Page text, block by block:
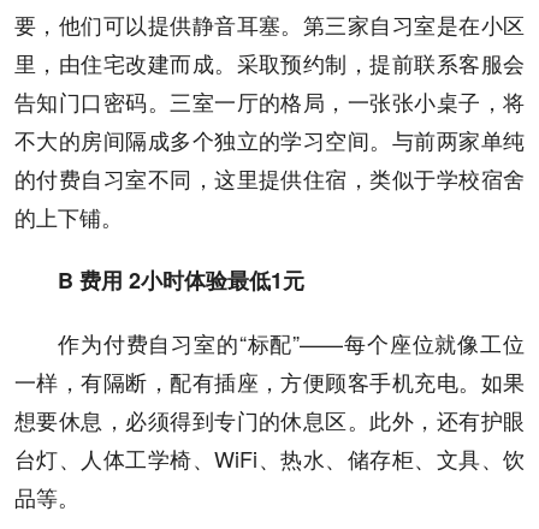
要，他们可以提供静音耳塞。第三家自习室是在小区
里，由住宅改建而成。采取预约制，提前联系客服会
告知门口密码。三室一厅的格局，一张张小桌子，将
不大的房间隔成多个独立的学习空间。与前两家单纯
的付费自习室不同，这里提供住宿，类似于学校宿舍
的上下铺。
B 费用 2小时体验最低1元
作为付费自习室的“标配”——每个座位就像工位
一样，有隔断，配有插座，方便顾客手机充电。如果
想要休息，必须得到专门的休息区。此外，还有护眼
台灯、人体工学椅、WiFi、热水、储存柜、文具、饮
品等。